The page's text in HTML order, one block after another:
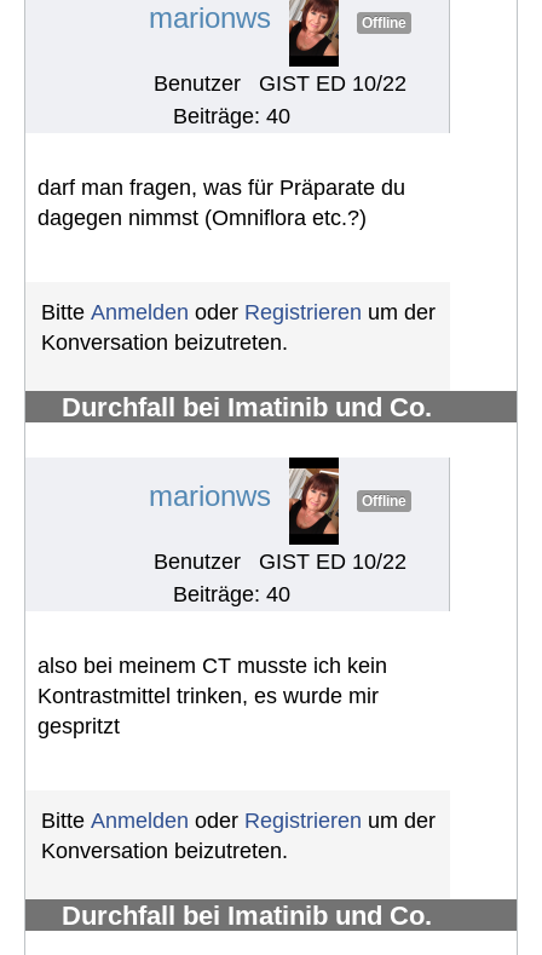
marionws Offline
Benutzer
GIST ED 10/22
Beiträge: 40
darf man fragen, was für Präparate du
dagegen nimmst (Omniflora etc.?)
Bitte Anmelden oder Registrieren um der
Konversation beizutreten.
Durchfall bei Imatinib und Co.
marionws Offline
Benutzer
GIST ED 10/22
Beiträge: 40
also bei meinem CT musste ich kein
Kontrastmittel trinken, es wurde mir
gespritzt
Bitte Anmelden oder Registrieren um der
Konversation beizutreten.
Durchfall bei Imatinib und Co.